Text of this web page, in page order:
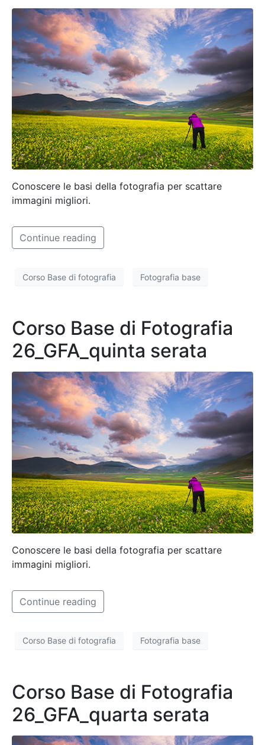
Conoscere le basi della fotografia per scattare
immagini migliori.
Continue reading
Corso Base di fotografia Fotografia base
Corso Base di Fotografia
26_GFA_quinta serata
Conoscere le basi della fotografia per scattare
immagini migliori.
Continue reading
Corso Base di fotografia Fotografia base
Corso Base di Fotografia
26_GFA_quarta serata